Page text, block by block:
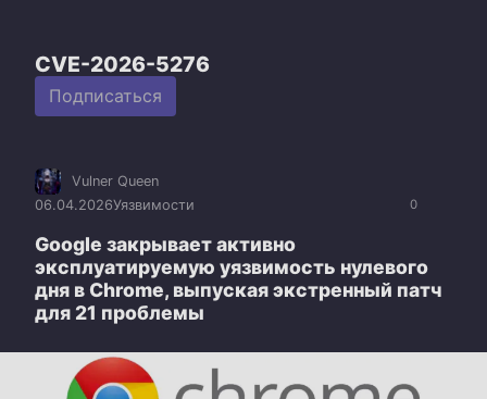
CVE-2026-5276
Подписаться
0
Vulner Queen
06.04.2026Уязвимости
Google закрывает активно
эксплуатируемую уязвимость нулевого
дня в Chrome, выпуская экстренный патч
для 21 проблемы